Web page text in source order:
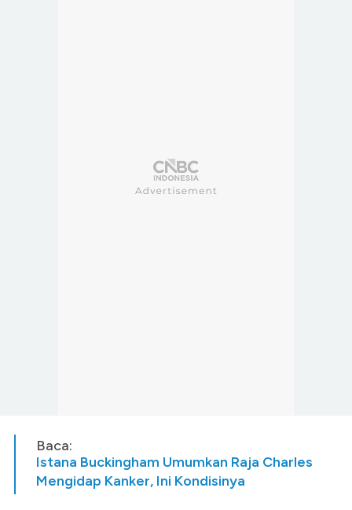
Baca:
Istana Buckingham Umumkan Raja Charles
Mengidap Kanker, Ini Kondisinya